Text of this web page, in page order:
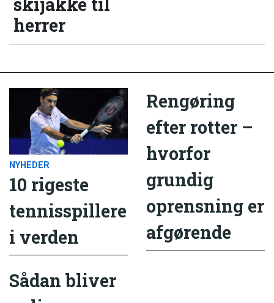
herrer
NYHEDER
10 rigeste
tennisspillere
i verden
Rengøring
efter rotter –
hvorfor
grundig
oprensning er
afgørende
Sådan bliver